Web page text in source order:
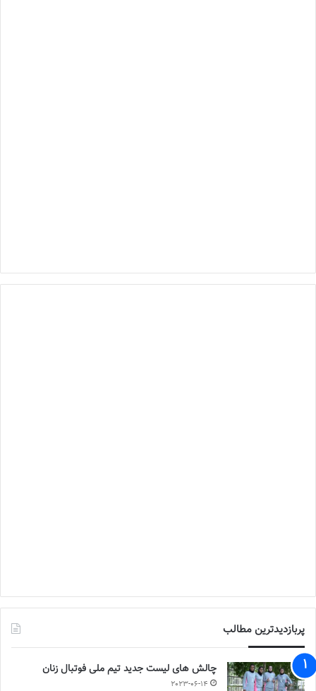
پربازدیدترین مطالب
چالش هاى ليست جدید تيم ملى فوتبال زنان
2023-06-14